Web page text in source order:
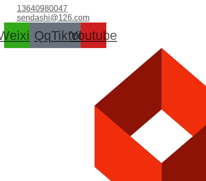
容
13640980047
sendashi@126.com
QqTiktokYoutube